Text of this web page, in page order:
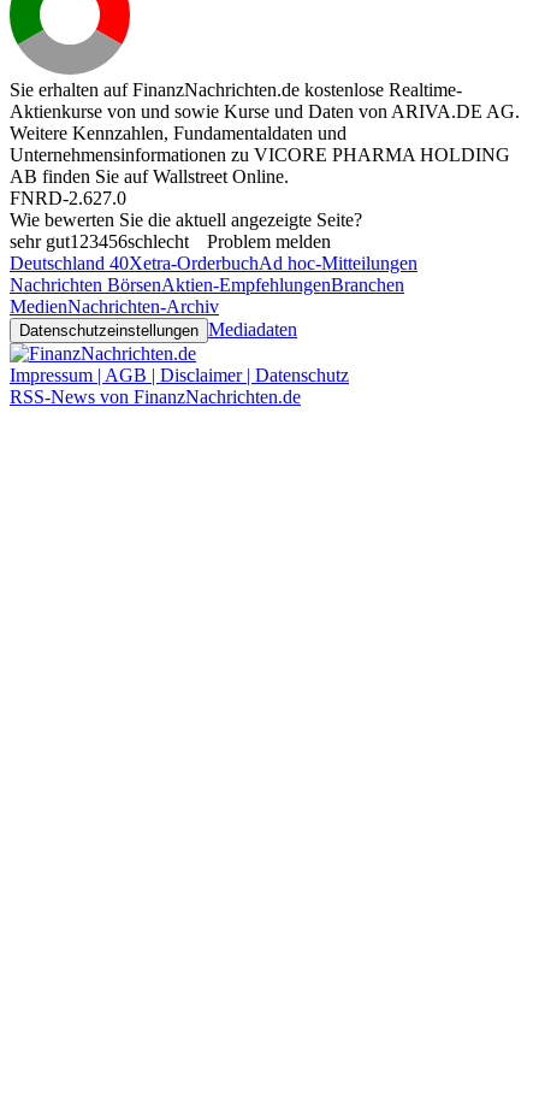
Sie erhalten auf FinanzNachrichten.de kostenlose Realtime-
Aktienkurse von und sowie Kurse und Daten von ARIVA.DE AG.
Weitere Kennzahlen, Fundamentaldaten und
Unternehmensinformationen zu VICORE PHARMA HOLDING
AB finden Sie aufWallstreet Online.
FNRD-2.627.0
Wie bewerten Sie die aktuell angezeigte Seite?
sehr gut1 23456schlecht
Problem melden
Deutschland 40Xetra-OrderbuchAd hoc-Mitteilungen
Nachrichten BörsenAktien-EmpfehlungenBranchen
MedienNachrichten-Archiv
Datenschutzeinstellungen Mediadaten
Impressum | AGB | Disclaimer | Datenschutz
RSS-News von FinanzNachrichten.de